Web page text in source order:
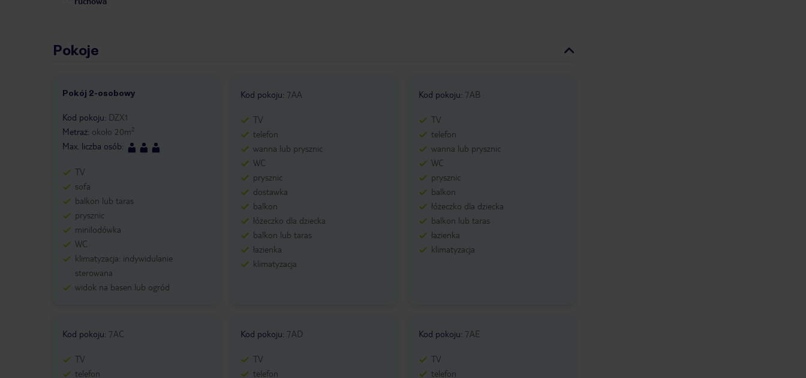
Pokoje
Pokój 2-osobowy
Kod pokoju: DZX1
Metraż: około 20m2
Max. liczba osób:
TV
sofa
balkon lub taras
prysznic
minilodówka
WC
klimatyzacja: indywidulanie
sterowana
widok na basen lub ogród
Kod pokoju: 7AA
TV
telefon
wanna lub prysznic
WC
prysznic
dostawka
balkon
łóżeczko dla dziecka
balkon lub taras
łazienka
klimatyzacja
Kod pokoju: 7AB
TV
telefon
wanna lub prysznic
WC
prysznic
balkon
łóżeczko dla dziecka
balkon lub taras
łazienka
klimatyzacja
Kod pokoju: 7AC
TV
telefon
Kod pokoju: 7AD
TV
telefon
Kod pokoju: 7AE
TV
telefon